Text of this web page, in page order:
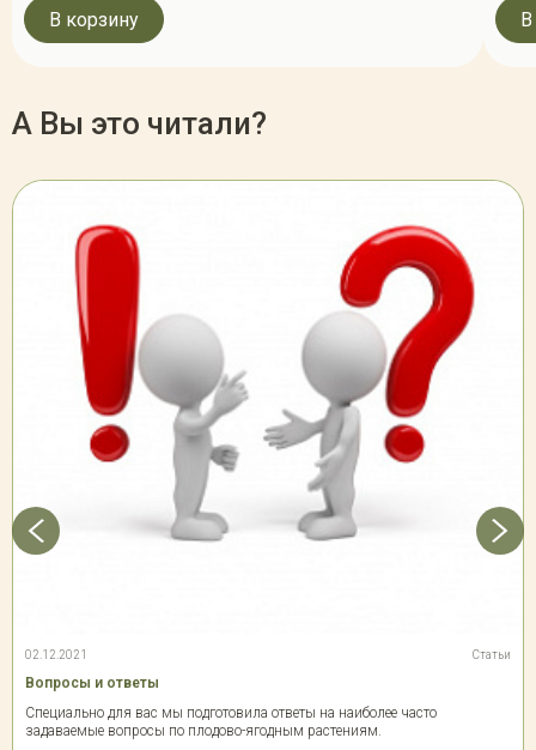
В корзину
А Вы это читали?
02.12.2021 Статьи
Вопросы и ответы
Специально для вас мы подготовила ответы на наиболее часто
задаваемые вопросы по плодово-ягодным растениям.